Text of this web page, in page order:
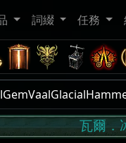
詞綴 任務
瓦爾．